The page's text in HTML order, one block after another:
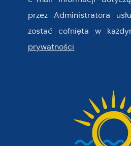
przez Administratora
zostać cofnięta w
prywatności